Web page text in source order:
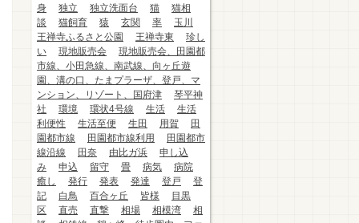
身
独立 独立洗面台 猫
猫相
談
猫飼育 猿 玄関 率
玉川
王禅寺ふるさと公園
王禅寺東
珍し
い
現地販売会
現地販売会、田園都
市線、小田急線、南武線、向ヶ丘遊
園、溝の口、たまプラーザ、登戸、マ
ンション、リゾート、国府津
琴平神
社
環境 環状4号線 生活
生活
利便性
生活至便 生田 用賀
田
園都市線
田園都市線利用
田園都市
線沿線
田奈 由比ガ浜
申し込
み
申込 留守 畳 病気
病院
癒し
発行 発表 発達 登戸
登
記
白鳥 百合ヶ丘 皆様
目黒
区
直売 直撃 相場 相模湾
相